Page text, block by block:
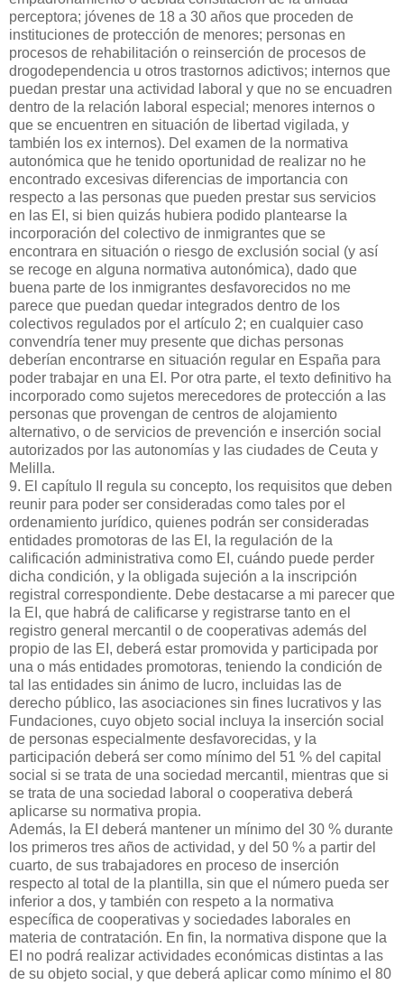
perceptora; jóvenes de 18 a 30 años que proceden de
instituciones de protección de menores; personas en
procesos de rehabilitación o reinserción de procesos de
drogodependencia u otros trastornos adictivos; internos que
puedan prestar una actividad laboral y que no se encuadren
dentro de la relación laboral especial; menores internos o
que se encuentren en situación de libertad vigilada, y
también los ex internos). Del examen de la normativa
autonómica que he tenido oportunidad de realizar no he
encontrado excesivas diferencias de importancia con
respecto a las personas que pueden prestar sus servicios
en las EI, si bien quizás hubiera podido plantearse la
incorporación del colectivo de inmigrantes que se
encontrara en situación o riesgo de exclusión social (y así
se recoge en alguna normativa autonómica), dado que
buena parte de los inmigrantes desfavorecidos no me
parece que puedan quedar integrados dentro de los
colectivos regulados por el artículo 2; en cualquier caso
convendría tener muy presente que dichas personas
deberían encontrarse en situación regular en España para
poder trabajar en una EI. Por otra parte, el texto definitivo ha
incorporado como sujetos merecedores de protección a las
personas que provengan de centros de alojamiento
alternativo, o de servicios de prevención e inserción social
autorizados por las autonomías y las ciudades de Ceuta y
Melilla.
9. El capítulo II regula su concepto, los requisitos que deben
reunir para poder ser consideradas como tales por el
ordenamiento jurídico, quienes podrán ser consideradas
entidades promotoras de las EI, la regulación de la
calificación administrativa como EI, cuándo puede perder
dicha condición, y la obligada sujeción a la inscripción
registral correspondiente. Debe destacarse a mi parecer que
la EI, que habrá de calificarse y registrarse tanto en el
registro general mercantil o de cooperativas además del
propio de las EI, deberá estar promovida y participada por
una o más entidades promotoras, teniendo la condición de
tal las entidades sin ánimo de lucro, incluidas las de
derecho público, las asociaciones sin fines lucrativos y las
Fundaciones, cuyo objeto social incluya la inserción social
de personas especialmente desfavorecidas, y la
participación deberá ser como mínimo del 51 % del capital
social si se trata de una sociedad mercantil, mientras que si
se trata de una sociedad laboral o cooperativa deberá
aplicarse su normativa propia.
Además, la EI deberá mantener un mínimo del 30 % durante
los primeros tres años de actividad, y del 50 % a partir del
cuarto, de sus trabajadores en proceso de inserción
respecto al total de la plantilla, sin que el número pueda ser
inferior a dos, y también con respeto a la normativa
específica de cooperativas y sociedades laborales en
materia de contratación. En fin, la normativa dispone que la
EI no podrá realizar actividades económicas distintas a las
de su objeto social, y que deberá aplicar como mínimo el 80